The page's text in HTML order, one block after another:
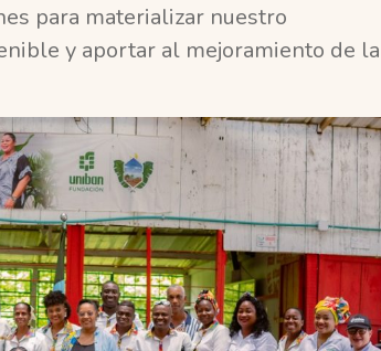
para materializar nuestro
y aportar al mejoramiento de la